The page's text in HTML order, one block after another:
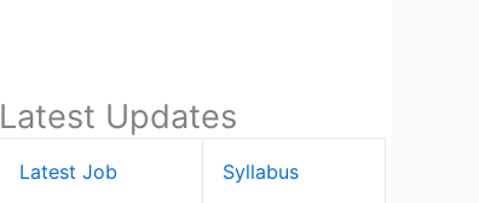
Latest Updates
Latest Job Syllabus